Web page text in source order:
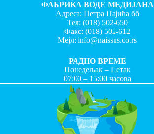
ФАБРИКА ВОДЕ МЕДИЈАНА
Адреса: Петра Пајића бб
Тел: (018) 502-650
Факс:(018) 502-612
Мејл:info@naissus.co.rs
РАДНО ВРЕМЕ
Понедељак – Петак
07:00 – 15:00 часова